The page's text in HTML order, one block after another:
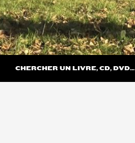
CHERCHER UN LIVRE, CD, DVD...